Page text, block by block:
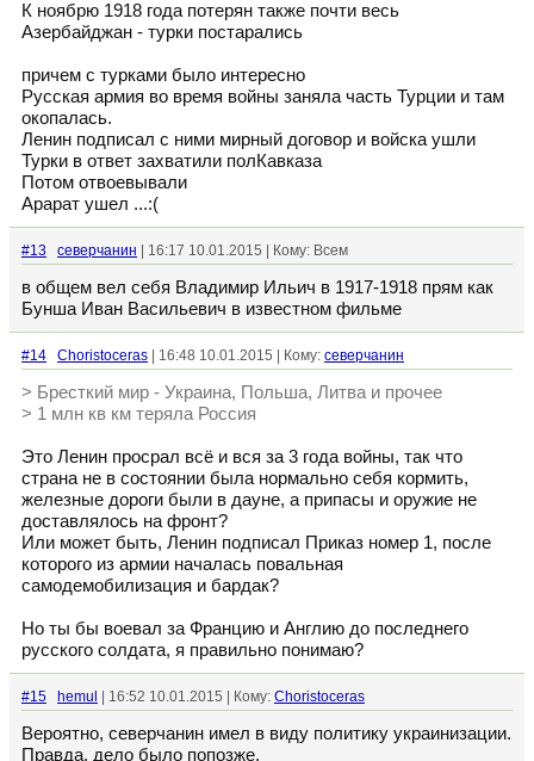
К ноябрю 1918 года потерян также почти весь
Азербайджан - турки постарались
причем с турками было интересно
Русская армия во время войны заняла часть Турции и там
окопалась.
Ленин подписал с ними мирный договор и войска ушли
Турки в ответ захватили полКавказа
Потом отвоевывали
Арарат ушел ...:(
#13 северчанин | 16:17 10.01.2015 | Кому: Всем
в общем вел себя Владимир Ильич в 1917-1918 прям как
Бунша Иван Васильевич в известном фильме
#14 Choristoceras | 16:48 10.01.2015 | Кому: северчанин
> Бресткий мир - Украина, Польша, Литва и прочее
> 1 млн кв км теряла Россия
Это Ленин просрал всё и вся за 3 года войны, так что
страна не в состоянии была нормально себя кормить,
железные дороги были в дауне, а припасы и оружие не
доставлялось на фронт?
Или может быть, Ленин подписал Приказ номер 1, после
которого из армии началась повальная
самодемобилизация и бардак?
Но ты бы воевал за Францию и Англию до последнего
русского солдата, я правильно понимаю?
#15 hemul | 16:52 10.01.2015 | Кому: Choristoceras
Вероятно, северчанин имел в виду политику украинизации.
Правда, дело было попозже.